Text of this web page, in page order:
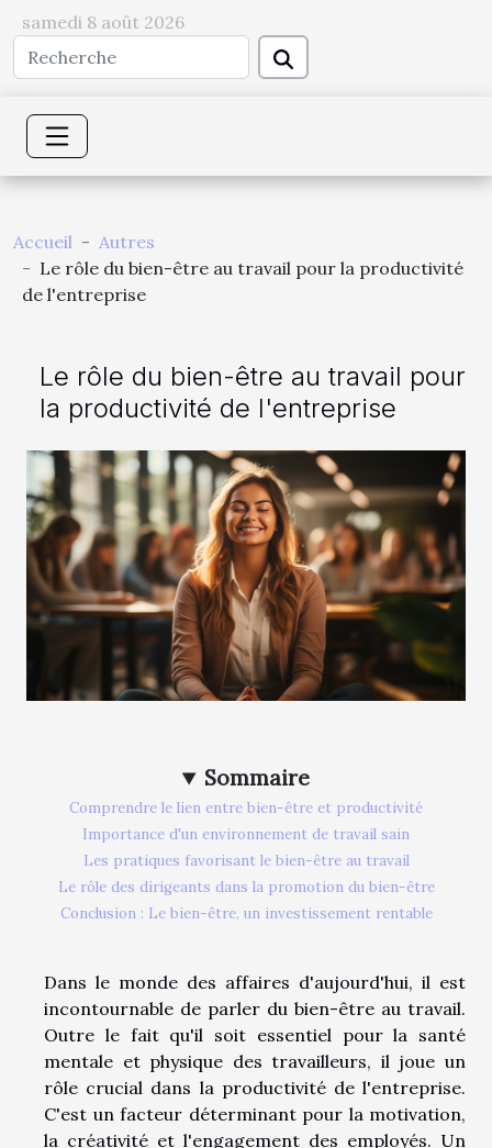
samedi 8 août 2026
Accueil
Autres
Le rôle du bien-être au travail pour la productivité
de l'entreprise
Le rôle du bien-être au travail pour
la productivité de l'entreprise
Sommaire
Comprendre le lien entre bien-être et productivité
Importance d'un environnement de travail sain
Les pratiques favorisant le bien-être au travail
Le rôle des dirigeants dans la promotion du bien-être
Conclusion : Le bien-être, un investissement rentable
Dans le monde des affaires d'aujourd'hui, il est
incontournable de parler du bien-être au travail.
Outre le fait qu'il soit essentiel pour la santé
mentale et physique des travailleurs, il joue un
rôle crucial dans la productivité de l'entreprise.
C'est un facteur déterminant pour la motivation,
la créativité et l'engagement des employés. Un